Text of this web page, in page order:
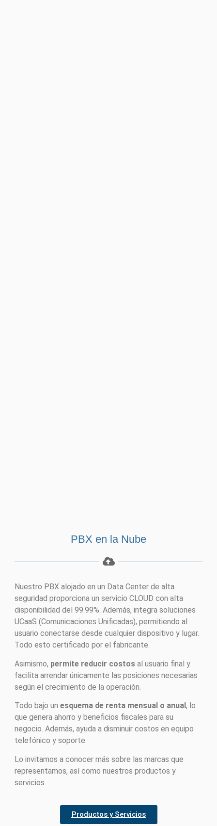
PBX en la Nube
Nuestro PBX alojado en un Data Center de alta
seguridad proporciona un servicio CLOUD con alta
disponibilidad del 99.99%. Además, integra soluciones
UCaaS (Comunicaciones Unificadas), permitiendo al
usuario conectarse desde cualquier dispositivo y lugar.
Todo esto certificado por el fabricante.
Asimismo, permite reducir costos al usuario final y
facilita arrendar únicamente las posiciones necesarias
según el crecimiento de la operación.
Todo bajo un esquema de renta mensual o anual , lo
que genera ahorro y beneficios fiscales para su
negocio. Además, ayuda a disminuir costos en equipo
telefónico y soporte.
Lo invitamos a conocer más sobre las marcas que
representamos, así como nuestros productos y
servicios.
Productos y Servicios